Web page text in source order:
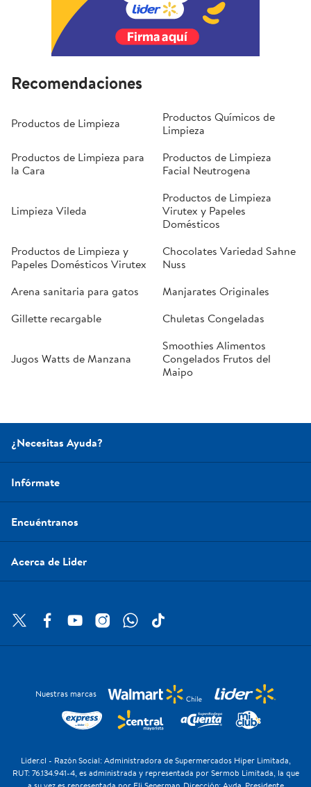
Recomendaciones
Productos de Limpieza
Productos Químicos de
Limpieza
Productos de Limpieza para
la Cara
Productos de Limpieza
Facial Neutrogena
Limpieza Vileda
Productos de Limpieza
Virutex y Papeles
Domésticos
Productos de Limpieza y
Papeles Domésticos Virutex
Chocolates Variedad Sahne
Nuss
Arena sanitaria para gatos
Manjarates Originales
Gillette recargable
Chuletas Congeladas
Jugos Watts de Manzana
Smoothies Alimentos
Congelados Frutos del
Maipo
¿Necesitas Ayuda?
Infórmate
Encuéntranos
Acerca de Lider
Nuestras marcas
Lider.cl - Razón Social: Administradora de Supermercados Hiper Limitada,
RUT: 76.134.941-4, es administrada y representada por Sermob Limitada, la que